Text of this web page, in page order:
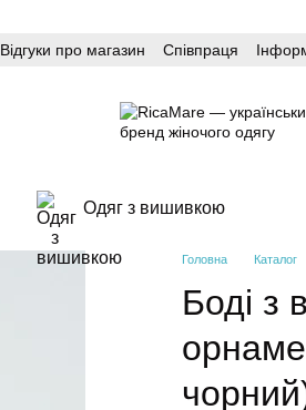
Відгуки про магазин Співпраця
Одяг з вишивкою
Головна Каталог
Боді з